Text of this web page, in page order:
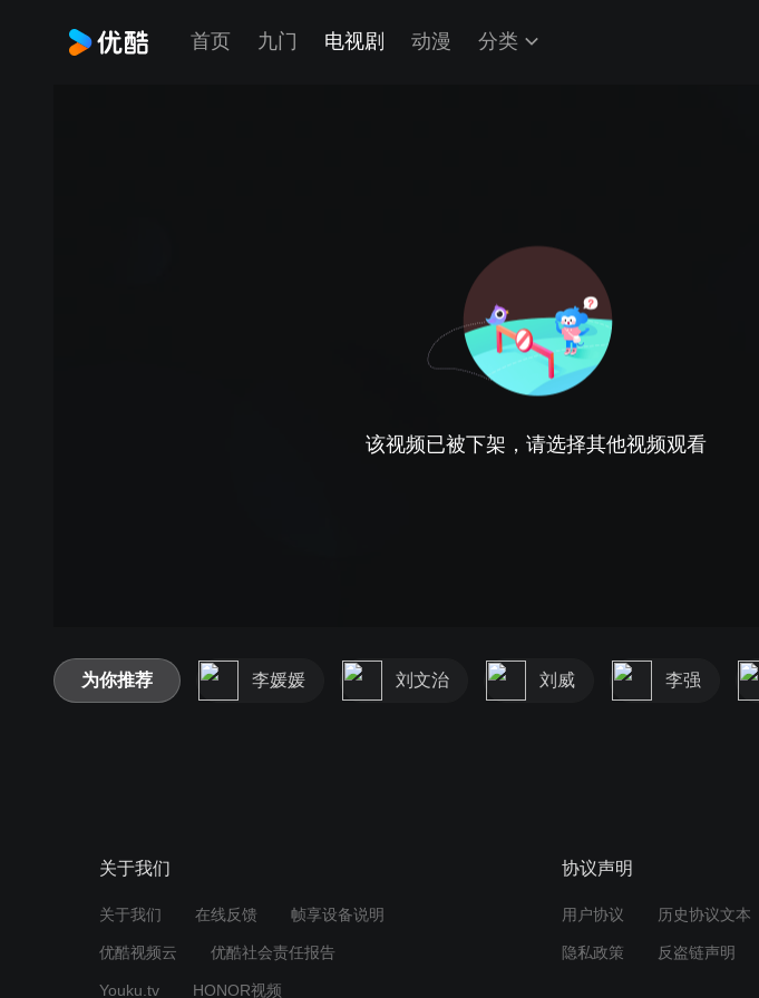
首页 九门 电视剧 动漫 分类
该视频已被下架，请选择其他视频观看
为你推荐 李媛媛 刘文治 刘威 李强
关于我们
关于我们 在线反馈 帧享设备说明
优酷视频云 优酷社会责任报告
Youku.tv HONOR视频
协议声明
用户协议 历史协议文本
隐私政策 反盗链声明